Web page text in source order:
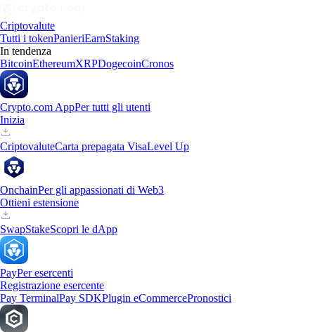
Criptovalute
Tutti i tokenPanieriEarnStaking
In tendenza
BitcoinEthereumXRPDogecoinCronos
Crypto.com AppPer tutti gli utenti
Inizia
CriptovaluteCarta prepagata VisaLevel Up
OnchainPer gli appassionati di Web3
Ottieni estensione
SwapStakeScopri le dApp
PayPer esercenti
Registrazione esercente
Pay TerminalPay SDKPlugin eCommercePronostici